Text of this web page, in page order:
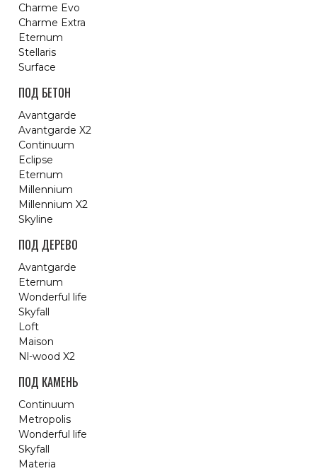
Charme Evo
Charme Extra
Eternum
Stellaris
Surface
ПОД БЕТОН
Avantgarde
Avantgarde X2
Continuum
Eclipse
Eternum
Millennium
Millennium X2
Skyline
ПОД ДЕРЕВО
Avantgarde
Eternum
Wonderful life
Skyfall
Loft
Maison
Nl-wood X2
ПОД КАМЕНЬ
Continuum
Metropolis
Wonderful life
Skyfall
Materia